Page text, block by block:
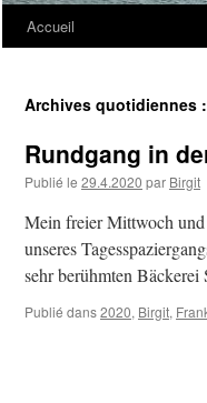
Accueil
Archives quotidiennes :
Rundgang in
Publié le 29.4.2020 par Birgit
Mein freier Mittwoch und
unseres
sehr berühmten
Publié dans2020, Birgit,